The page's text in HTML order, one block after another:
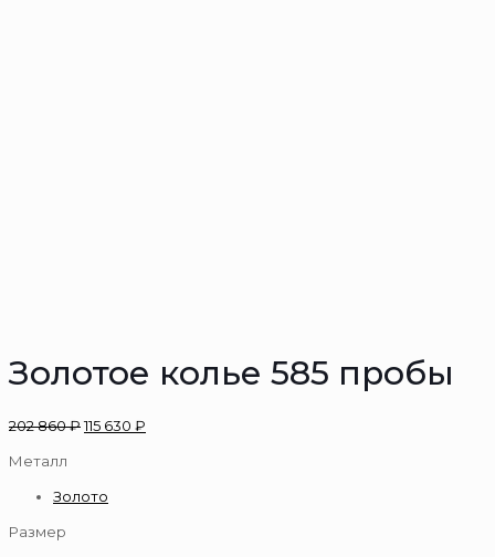
Золотое колье 585 пробы
202 860₽115 630 ₽
Металл
Золото
Размер